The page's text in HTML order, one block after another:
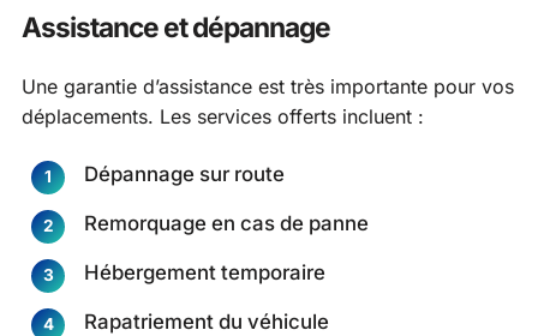
Assistance et dépannage
Une garantie d’assistance est très importante pour vos
déplacements. Les services offerts incluent :
Dépannage sur route
Remorquage en cas de panne
Hébergement temporaire
Rapatriement du véhicule